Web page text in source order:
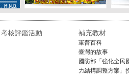
考核評鑑活動 補充教材
軍普百科
臺灣的故事
國防部「強化全民
力結構調整方案」